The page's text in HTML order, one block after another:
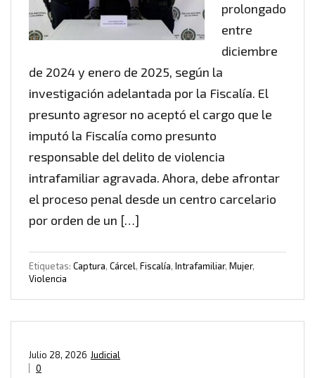
prolongado
entre
diciembre
de 2024 y enero de 2025, según la
investigación adelantada por la Fiscalía. El
presunto agresor no aceptó el cargo que le
imputó la Fiscalía como presunto
responsable del delito de violencia
intrafamiliar agravada. Ahora, debe afrontar
el proceso penal desde un centro carcelario
por orden de un […]
Etiquetas: Captura, Cárcel, Fiscalía, Intrafamiliar, Mujer,
Violencia
Judicial
Julio 28, 2026
0